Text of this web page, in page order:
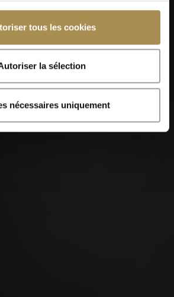
tous les cookies
la sélection
nécessaires uniquement